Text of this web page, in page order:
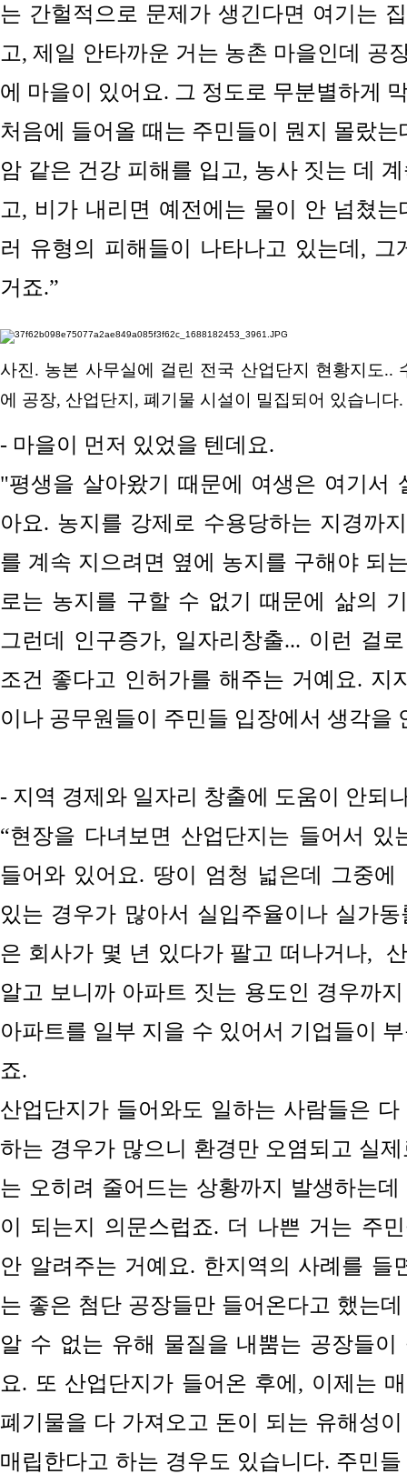
는 간헐적으로 문제가 생긴다면 여기는
고, 제일 안타까운 거는 농촌 마을인데 공
에 마을이 있어요. 그 정도로 무분별하게
처음에 들어올 때는 주민들이 뭔지 몰랐는
암 같은 건강 피해를 입고, 농사 짓는 데
고, 비가 내리면 예전에는 물이 안 넘쳤
러 유형의 피해들이 나타나고 있는데, 그
거죠.”
사진. 농본 사무실에 걸린 전국 산업단지 현황지도..
에 공장, 산업단지, 폐기물 시설이 밀집되어 있습니다.
- 마을이 먼저 있었을 텐데요.
"평생을 살아왔기 때문에 여생은 여기서
아요. 농지를 강제로 수용당하는 지경까
를 계속 지으려면 옆에 농지를 구해야 되
로는 농지를 구할 수 없기 때문에 삶의
그런데 인구증가, 일자리창출... 이런 걸
조건 좋다고 인허가를 해주는 거예요. 지
이나 공무원들이 주민들 입장에서 생각을
- 지역 경제와 일자리 창출에 도움이 안되
“현장을 다녀보면 산업단지는 들어서 있
들어와 있어요. 땅이 엄청 넓은데 그중에
있는 경우가 많아서 실입주율이나 실가동
은 회사가 몇 년 있다가 팔고 떠나거나,
알고 보니까 아파트 짓는 용도인 경우까
아파트를 일부 지을 수 있어서 기업들이
죠.
산업단지가 들어와도 일하는 사람들은
하는 경우가 많으니 환경만 오염되고 실
는 오히려 줄어드는 상황까지
발생하는데
이 되는지 의문스럽죠. 더 나쁜 거는 주
안 알려주는 거예요. 한지역의 사례를 들
는 좋은 첨단 공장들만 들어온다고 했는
알 수 없는 유해 물질을 내뿜는 공장들
요. 또 산업단지가 들어온 후에, 이제는
폐기물을 다 가져오고 돈이 되는 유해성
매립한다고 하는 경우도 있습니다. 주민